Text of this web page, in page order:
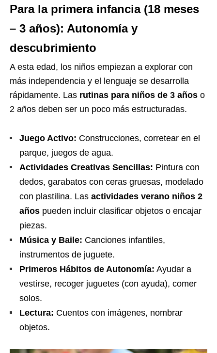
Para la primera infancia (18 meses
– 3 años): Autonomía y
descubrimiento
A esta edad, los niños empiezan a explorar con
más independencia y el lenguaje se desarrolla
rápidamente. Las rutinas para niños de 3 años o
2 años deben ser un poco más estructuradas.
Juego Activo: Construcciones, corretear en el
parque, juegos de agua.
Actividades Creativas Sencillas: Pintura con
dedos, garabatos con ceras gruesas, modelado
con plastilina. Las actividades verano niños 2
años pueden incluir clasificar objetos o encajar
piezas.
Música y Baile: Canciones infantiles,
instrumentos de juguete.
Primeros Hábitos de Autonomía: Ayudar a
vestirse, recoger juguetes (con ayuda), comer
solos.
Lectura: Cuentos con imágenes, nombrar
objetos.